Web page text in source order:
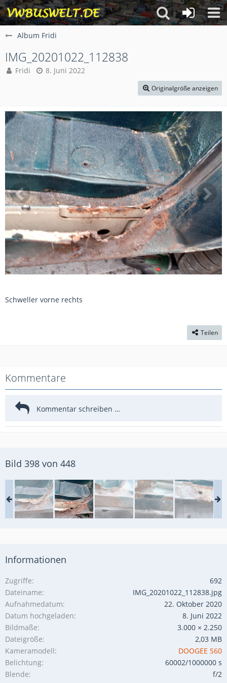
Album Fridi
IMG_20201022_112838
Fridi 8. Juni 2022
Originalgröße anzeigen
Schweller vorne rechts
Teilen
Kommentare
Bild 398 von 448
Informationen
Zugriffe
692
Dateiname
IMG_20201022_112838.jpg
Aufnahmedatum
22. Oktober 2020
Datum hochgeladen
8. Juni 2022
Bildmaße
3.000 × 2.250
Dateigröße
2,03 MB
Kameramodell
DOOGEE S60
Belichtung
60002/1000000 s
Blende
f/2